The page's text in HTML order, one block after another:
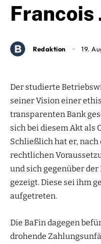
Francois
Redaktion 19.
Der studierte
seiner Vision einer
transparenten Bank
sich bei diesem Akt als
Schließlich hat er, nach
rechtlichen
und sich gegenüber
gezeigt. Diese sei ihm
aufgetreten.
Die BaFin dagegen
drohende